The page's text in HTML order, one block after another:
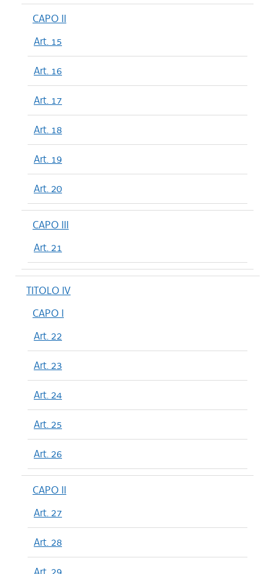
CAPO II
Art. 15
Art. 16
Art. 17
Art. 18
Art. 19
Art. 20
CAPO III
Art. 21
TITOLO IV
CAPO I
Art. 22
Art. 23
Art. 24
Art. 25
Art. 26
CAPO II
Art. 27
Art. 28